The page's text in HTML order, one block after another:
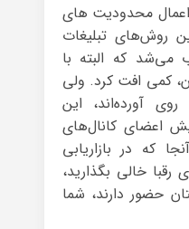
اعمال محدودیت های
روش‌های تبلیغات
می‌شد که البته با
کمی افت کرد. ولی
روی آورده‌اند، این
اعضای کانال‌های
که در بازاریابی
رقبا خالی بگذارید،
حضور دارند، شما